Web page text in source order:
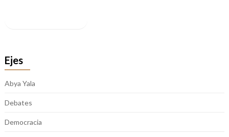
Ejes
Abya Yala
Debates
Democracia